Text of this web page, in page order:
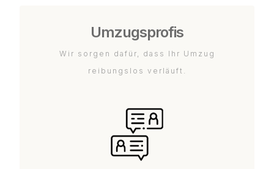
Umzugsprofis
Wir sorgen dafür, dass Ihr Umzug
reibungslos verläuft.